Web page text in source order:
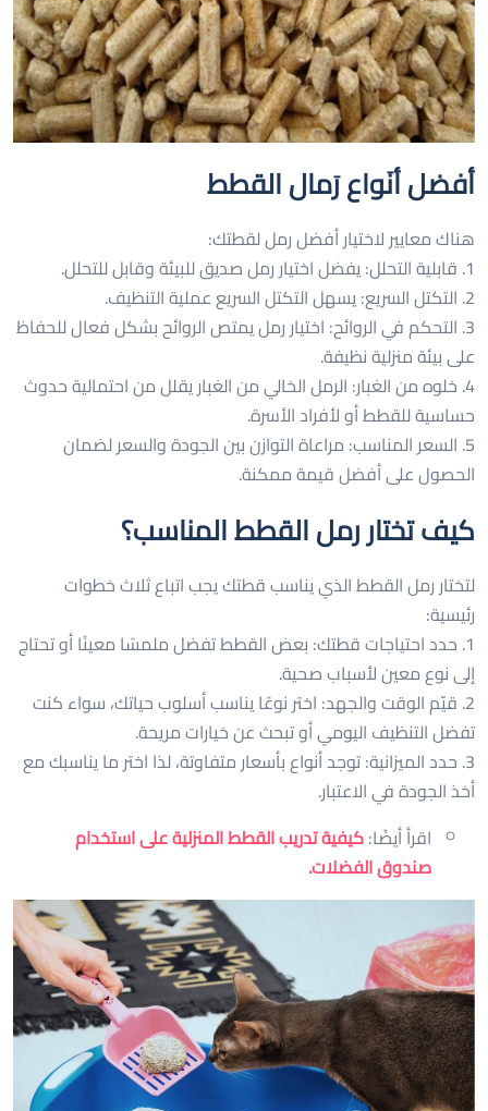
أفضل أنَواع رَمال القطط
هناك معايير لاختيار أفضل رمل لقطتك:
1. قابلية التحلل: يفضل اختيار رمل صديق للبيئة وقابل للتحلل.
2. التكتل السريع: يسهل التكتل السريع عملية التنظيف.
3. التحكم في الروائح: اختيار رمل يمتص الروائح بشكل فعال للحفاظ
على بيئة منزلية نظيفة.
4. خلوه من الغبار: الرمل الخالي من الغبار يقلل من احتمالية حدوث
حساسية للقطط أو لأفراد الأسرة.
5. السعر المناسب: مراعاة التوازن بين الجودة والسعر لضمان
الحصول على أفضل قيمة ممكنة.
كيف تختار رمل القطط المناسب؟
لتختار رمل القطط الذي يناسب قطتك يجب اتباع ثلاث خطوات
رئيسية:
1. حدد احتياجات قطتك: بعض القطط تفضل ملمسًا معينًا أو تحتاج
إلى نوع معين لأسباب صحية.
2. قيّم الوقت والجهد: اختر نوعًا يناسب أسلوب حياتك، سواء كنت
تفضل التنظيف اليومي أو تبحث عن خيارات مريحة.
3. حدد الميزانية: توجد أنواع بأسعار متفاوتة، لذا اختر ما يناسبك مع
أخذ الجودة في الاعتبار.
اقرأ أيضًا:كيفية تدريب القطط المنزلية على استخدام
صندوق الفضلات.